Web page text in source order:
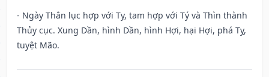
- Ngày Thân lục hợp với Tỵ, tam hợp với Tý và Thìn thành
Thủy cục. Xung Dần, hình Dần, hình Hợi, hại Hợi, phá Tỵ,
tuyệt Mão.